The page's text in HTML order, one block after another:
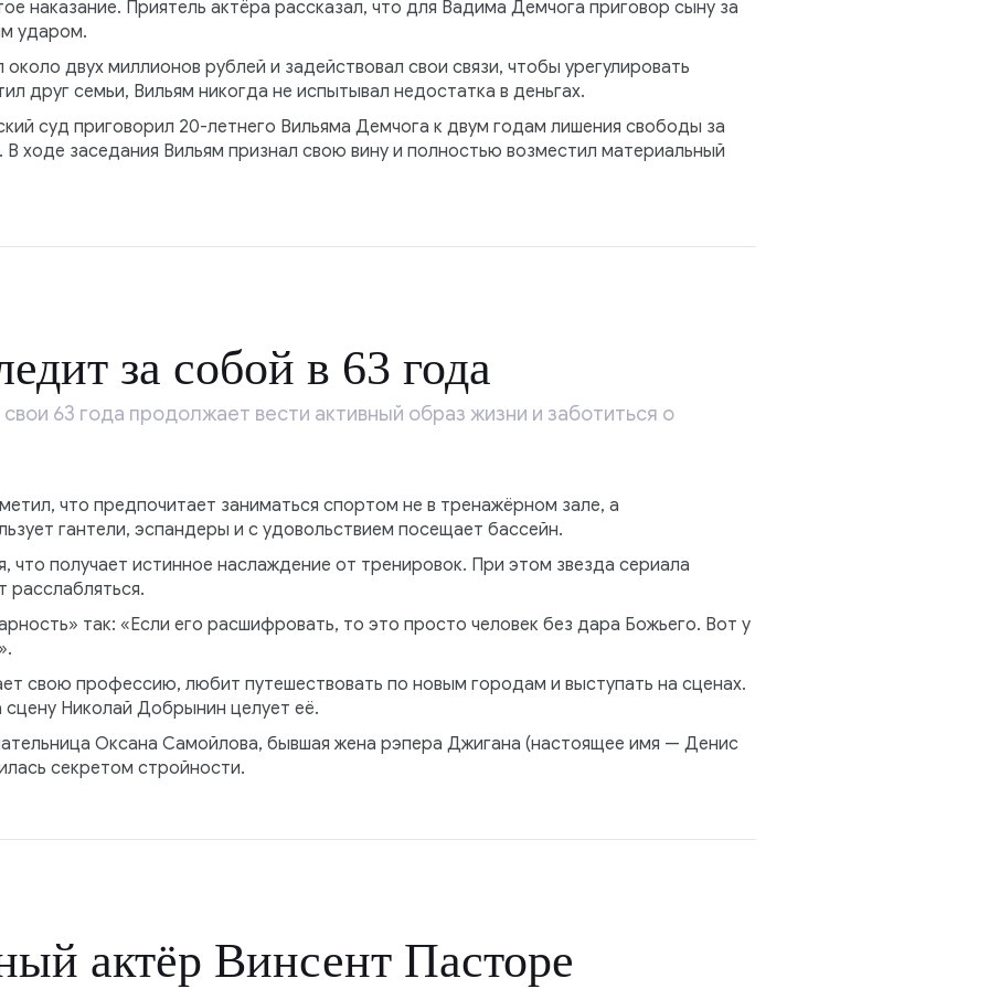
наказание. Приятель актёра рассказал, что для Вадима Демчога приговор сыну за
ударом.
двух миллионов рублей и задействовал свои связи, чтобы урегулировать
друг семьи, Вильям никогда не испытывал недостатка в деньгах.
суд приговорил 20-летнего Вильяма Демчога к двум годам лишения свободы за
ходе заседания Вильям признал свою вину и полностью возместил материальный
за собой в 63 года
63 года продолжает вести активный образ жизни и заботиться о
что предпочитает заниматься спортом не в тренажёрном зале, а
гантели, эспандеры и с удовольствием посещает бассейн.
что получает истинное наслаждение от тренировок. При этом звезда сериала
расслабляться.
так: «Если его расшифровать, то это просто человек без дара Божьего. Вот у
свою профессию, любит путешествовать по новым городам и выступать на сценах.
Николай Добрынин целует её.
Оксана Самойлова, бывшая жена рэпера Джигана (настоящее имя — Денис
секретом стройности.
актёр Винсент Пасторе